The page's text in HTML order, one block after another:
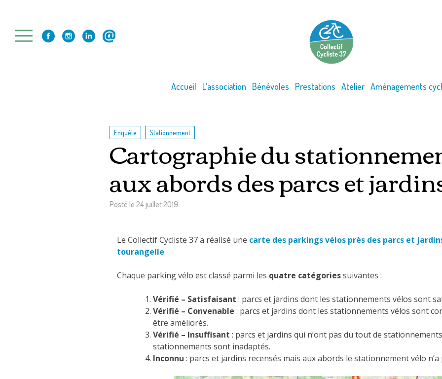
content
Accueil L’association Bénévoles Prestations Atelier Aménagements
Enquête Stationnement
Cartographie du
aux abords des parcs et
Posté le 24 juillet 2019
Le Collectif Cycliste 37 a réalisé une carte des parkings vélos près des parcs et
tourangelle.
Chaque parking vélo est classé parmi les quatre catégoriessuivantes :
Vérifié – Satisfaisant : parcs et jardins dont les stationnements vélos sont
Vérifié – Convenable : parcs et jardins dont les stationnements vélos sont
être améliorés.
Vérifié – Insuffisant : parcs et jardins qui n’ont pas du tout de
stationnements sont inadaptés.
Inconnu : parcs et jardins recensés mais aux abords le stationnement vélo n’a